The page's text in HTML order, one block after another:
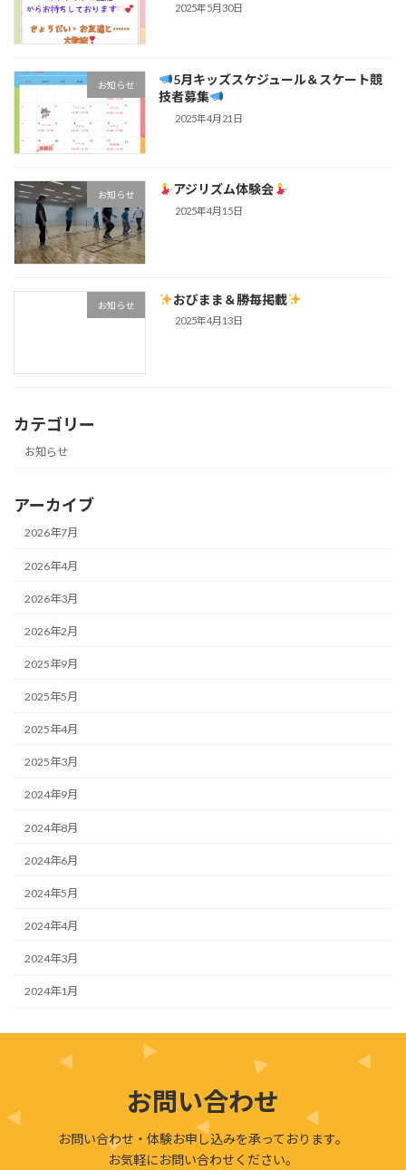
2025年5月30日
お知らせ
5月キッズスケジュール＆スケート競
技者募集
2025年4月21日
お知らせ アジリズム体験会
2025年4月15日
お知らせ おびまま＆勝毎掲載
2025年4月13日
カテゴリー
お知らせ
アーカイブ
2026年7月
2026年4月
2026年3月
2026年2月
2025年9月
2025年5月
2025年4月
2025年3月
2024年9月
2024年8月
2024年6月
2024年5月
2024年4月
2024年3月
2024年1月
お問い合わせ
お問い合わせ・体験お申し込みを承っております。
お気軽にお問い合わせください。